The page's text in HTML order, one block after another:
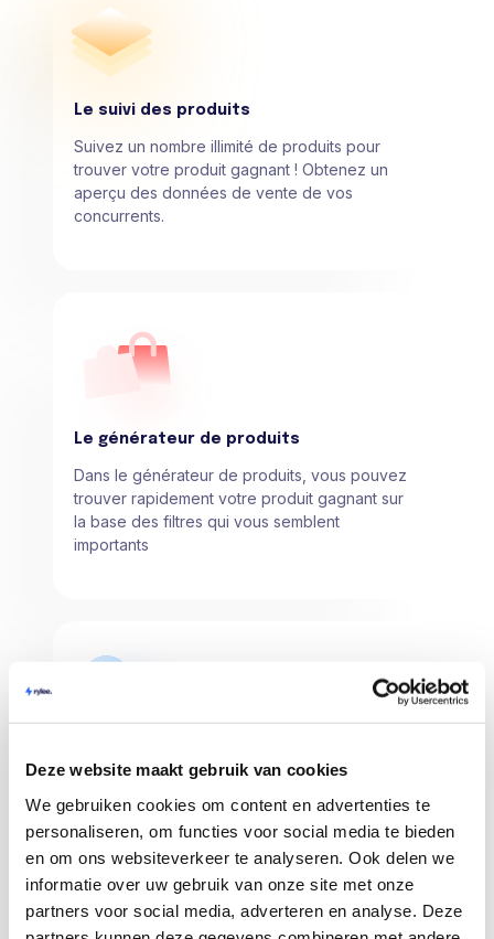
Deze website maakt gebruik van cookies
We gebruiken cookies om content en advertenties te
personaliseren, om functies voor social media te bieden
en om ons websiteverkeer te analyseren. Ook delen we
informatie over uw gebruik van onze site met onze
partners voor social media, adverteren en analyse. Deze
Le suivi des produits
Suivez un nombre illimité de produits pour
trouver votre produit gagnant ! Obtenez un
aperçu des données de vente de vos
concurrents.
Le générateur de produits
Dans le générateur de produits, vous pouvez
trouver rapidement votre produit gagnant sur
la base des filtres qui vous semblent
importants
Gestion de la boutique
Gérez plusieurs boutiques en ligne bol.com
dans Rylee et obtenez un aperçu clair de vos
commandes. Vous pouvez également inviter
des membres de votre équipe !